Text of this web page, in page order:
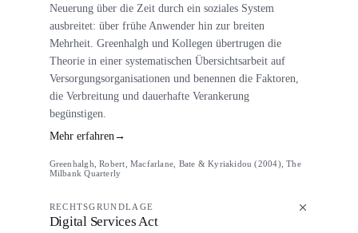
Neuerung über die Zeit durch ein soziales System
ausbreitet: über frühe Anwender hin zur breiten
Mehrheit. Greenhalgh und Kollegen übertrugen die
Theorie in einer systematischen Übersichtsarbeit auf
Versorgungsorganisationen und benennen die Faktoren,
die Verbreitung und dauerhafte Verankerung
begünstigen.
Mehr erfahren →
Greenhalgh, Robert, Macfarlane, Bate & Kyriakidou (2004), The
Milbank Quarterly
RECHTSGRUNDLAGE
Digital Services Act